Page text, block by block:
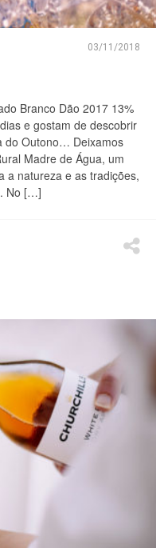
03/11/2018
Branco Dão 2017 13%
e gostam de descobrir
do Outono… Deixamos
Madre de Água, um
a natureza e as tradições,
No […]